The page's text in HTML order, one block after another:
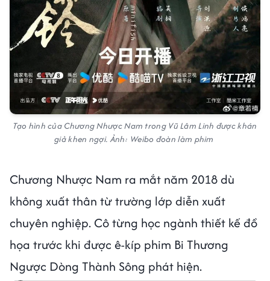
Tạo hình của Chương Nhược Nam trong Vũ Lâm Linh được khán
giả khen ngợi. Ảnh: Weibo đoàn làm phim
Chương Nhược Nam ra mắt năm 2018 dù
không xuất thân từ trường lớp diễn xuất
chuyên nghiệp. Cô từng học ngành thiết kế đồ
họa trước khi được ê-kíp phim Bi Thương
Ngược Dòng Thành Sông phát hiện.